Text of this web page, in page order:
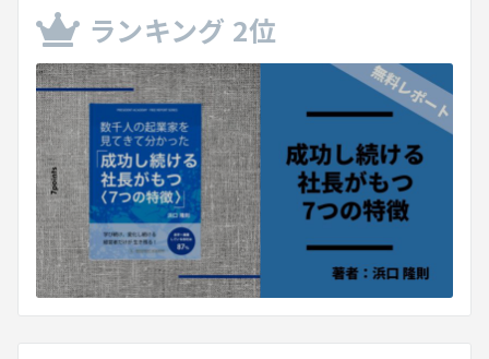
ランキング 2位